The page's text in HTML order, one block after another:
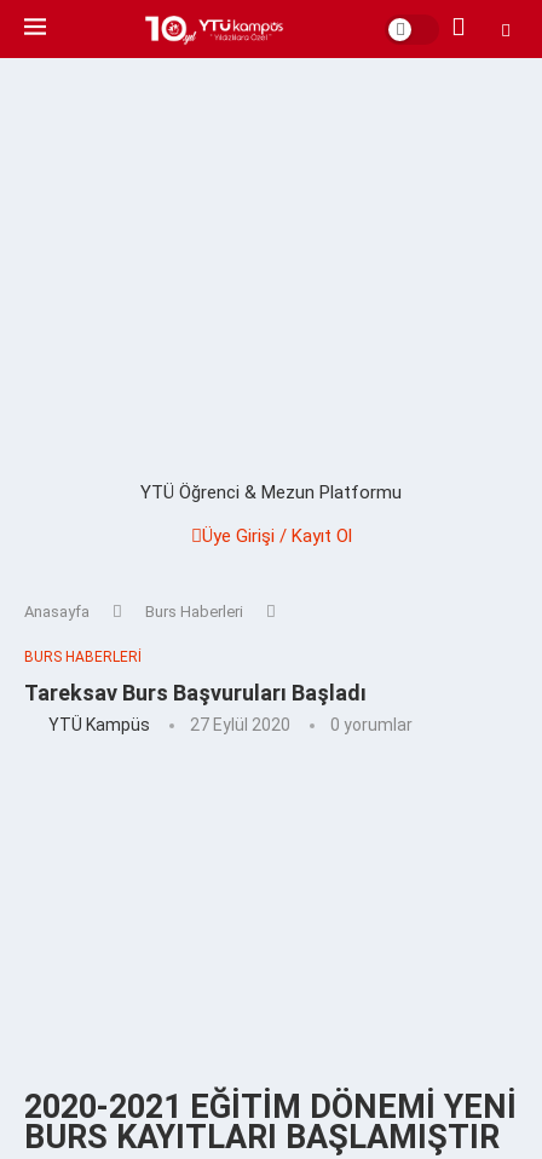
YTÜ Öğrenci & Mezun Platformu
Üye Girişi / Kayıt Ol
Anasayfa Burs Haberleri
BURS HABERLERI
Tareksav Burs Başvuruları Başladı
YTÜ Kampüs 27 Eylül 2020 0 yorumlar
2020-2021 EĞİTİM DÖNEMİ YENİ
BURS KAYITLARI BAŞLAMIŞTIR